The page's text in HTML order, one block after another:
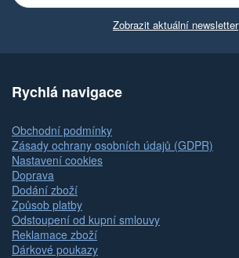
Zobrazit aktuální newsletter
Rychlá navigace
Obchodní podmínky
Zásady ochrany osobních údajů (GDPR)
Nastavení cookies
Doprava
Dodání zboží
Způsob platby
Odstoupení od kupní smlouvy
Reklamace zboží
Dárkové poukazy